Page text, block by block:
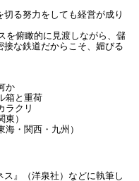
る努力をしても経営が成り
を俯瞰的に見渡しながら、儲
な鉄道だからこそ、媚びる
か
箱と重荷
ラクリ
）
・関西・九州）
』（洋泉社）などに執筆し